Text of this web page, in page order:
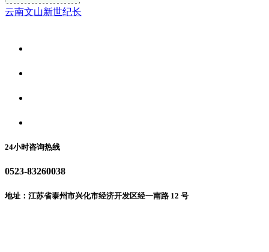
云南文山新世纪长
24小时咨询热线
0523-83260038
地址：江苏省泰州市兴化市经济开发区经一南路 12 号